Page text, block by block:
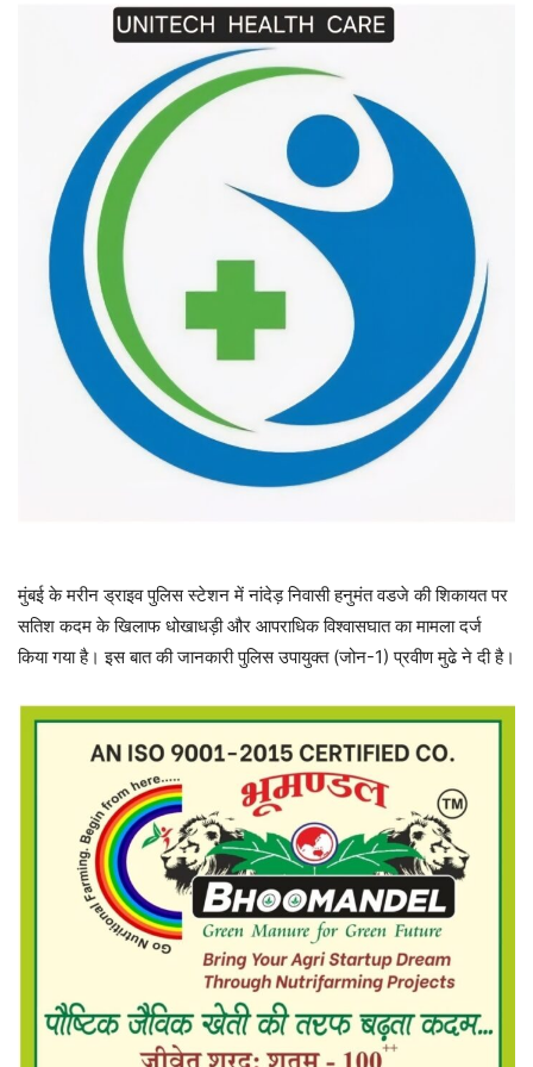
मुंबई के मरीन ड्राइव पुलिस स्टेशन में नांदेड़ निवासी हनुमंत वडजे की शिकायत पर
सतिश कदम के खिलाफ धोखाधड़ी और आपराधिक विश्वासघात का मामला दर्ज
किया गया है। इस बात की जानकारी पुलिस उपायुक्त (जोन-1) प्रवीण मुढे ने दी है।